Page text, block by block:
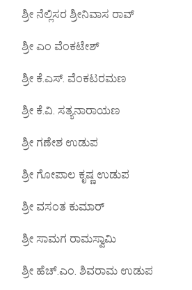
ಶ್ರೀ ನೆಲ್ಲಿಸರ ಶ್ರೀನಿವಾಸ ರಾವ್
ಶ್ರೀ ಎಂ ವೆಂಕಟೇಶ್
ಶ್ರೀ ಕೆ.ಎಸ್. ವೆಂಕಟರಮಣ
ಶ್ರೀ ಕೆ.ವಿ. ಸತ್ಯನಾರಾಯಣ
ಶ್ರೀ ಗಣೇಶ ಉಡುಪ
ಶ್ರೀ ಗೋಪಾಲ ಕೃಷ್ಣ ಉಡುಪ
ಶ್ರೀ ವಸಂತ ಕುಮಾರ್
ಶ್ರೀ ಸಾಮಗ ರಾಮಸ್ವಾಮಿ
ಶ್ರೀ ಹೆಚ್.ಎಂ. ಶಿವರಾಮ ಉಡುಪ